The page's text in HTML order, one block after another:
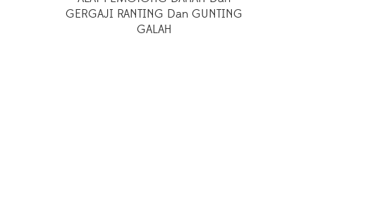
GERGAJI RANTING Dan GUNTING
GALAH